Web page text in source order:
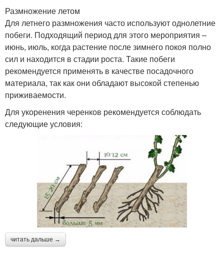
Размножение летом
Для летнего размножения часто используют однолетние
побеги. Подходящий период для этого мероприятия –
июнь, июль, когда растение после зимнего покоя полно
сил и находится в стадии роста. Такие побеги
рекомендуется применять в качестве посадочного
материала, так как они обладают высокой степенью
приживаемости.
Для укоренения черенков рекомендуется соблюдать
следующие условия:
читать дальше →